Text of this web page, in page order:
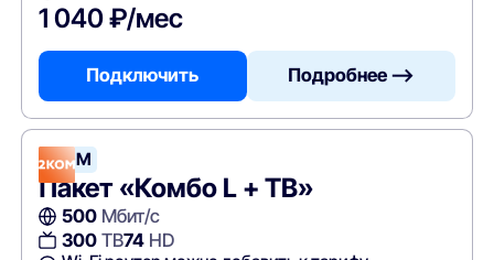
1 040 ₽/мес
Подключить Подробнее —>
2КОМ
Пакет «Комбо L + ТВ»
500Мбит/с
300ТВ74HD